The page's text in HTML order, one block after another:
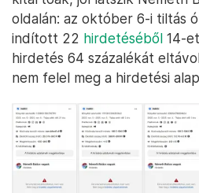
oldalán: az október 6-i tiltás
indított 22 hirdetéséből 14-
hirdetés 64 százalékát
nem felel meg a hirdetési